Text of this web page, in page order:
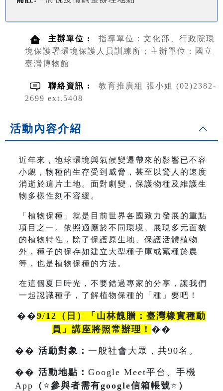
主辦單位 :
指導單位：文化部、行政院環
境保護署環境保護人員訓練所；主辦單位：國立
臺灣博物館
聯絡資訊 :
教育推廣組 張小姐 (02)2382-
2699 ext.5408
活動內容介紹
近年來，地球環境與氣候變遷帶來的影響已不容
小覷，物種的生存受到威脅，甚至以驚人的速度
消逝於這片土地。面對劇變，保護物種及維護生
物多樣性刻不容緩。
「植物保種」就是目前世界各國致力發展的重點
項目之一。依照適應於不同環境、展現多元面貌
的植物特性，除了保護原生地、保護活體植物
外，種子的保存如建立大型種子庫或藏種於農
等，也是植物保種的方法。
在這個夏日時光，不要錯過專家的分享，讓我們
一起認識種子，了解植物保種的「種」要吧！
��9/12（日）「山林餽贈：臺灣橡實種動
員」講座將照常辦理！ ��
�� 活動對象： 一般社會大眾，共90名。
�� 活動地點： Google Meet平台、手機
App （ ⭐參與者需有google信箱帳號⭐ ）